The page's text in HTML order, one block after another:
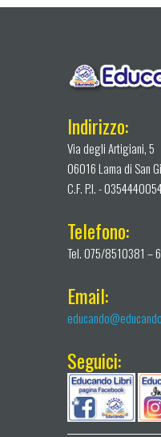
Indirizzo:
Via degli Artigiani, 5
06016 Lama di San
C.F. P.I. -
Telefono:
Tel. 075/8510381 –
Email:
Seguici: